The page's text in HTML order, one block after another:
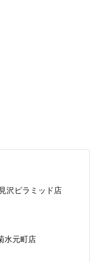
沢ピラミッド店
水元町店